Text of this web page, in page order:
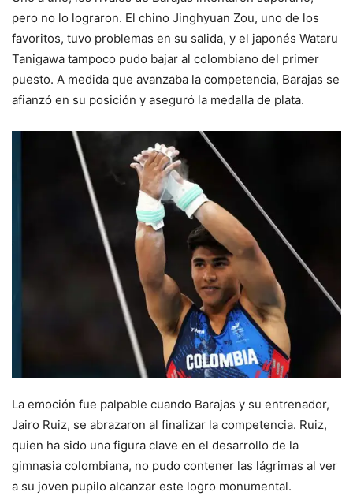
pero no lo lograron. El chino Jinghyuan Zou, uno de los
favoritos, tuvo problemas en su salida, y el japonés Wataru
Tanigawa tampoco pudo bajar al colombiano del primer
puesto. A medida que avanzaba la competencia, Barajas se
afianzó en su posición y aseguró la medalla de plata.
La emoción fue palpable cuando Barajas y su entrenador,
Jairo Ruiz, se abrazaron al finalizar la competencia. Ruiz,
quien ha sido una figura clave en el desarrollo de la
gimnasia colombiana, no pudo contener las lágrimas al ver
a su joven pupilo alcanzar este logro monumental.